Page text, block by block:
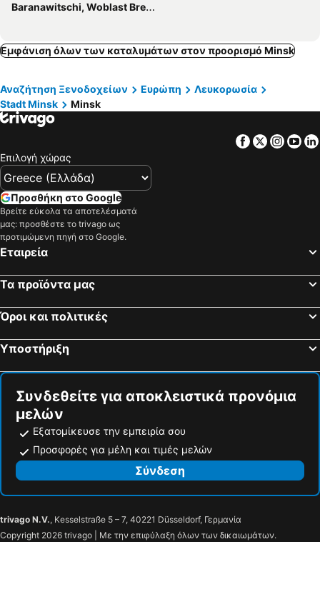
Baranawitschi, Woblast Brest Ξενοδοχεία
Εμφάνιση όλων των καταλυμάτων στον προορισμό Minsk
Αναζήτηση Ξενοδοχείων Ευρώπη
Λευκορωσία
Stadt Minsk
Minsk
Facebook
Twitter
Επιλογή χώρας
Προσθήκη στο Google
Βρείτε εύκολα τα αποτελέσματά
μας: προσθέστε το trivago ως
προτιμώμενη πηγή στο Google.
Εταιρεία
Τα προϊόντα μας
Όροι και πολιτικές
Υποστήριξη
Συνδεθείτε για αποκλειστικά προνόμια
μελών
Εξατομίκευσε την εμπειρία σου
Προσφορές για μέλη και τιμές μελών
Σύνδεση
trivago N.V., Kesselstraße 5 – 7, 40221 Düsseldorf, Γερμανία
Copyright 2026 trivago | Με την επιφύλαξη όλων των δικαιωμάτων.